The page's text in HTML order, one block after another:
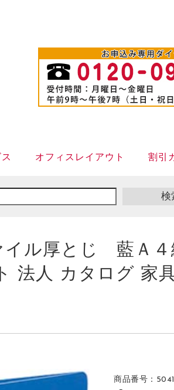
オフィスレイアウト 割引
イル厚とじ 藍Ａ４
法人 カタログ 家
商品番号：